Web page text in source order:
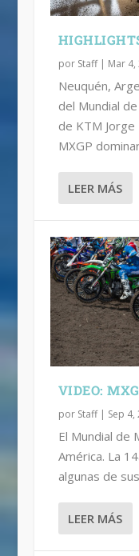
por Staff| Mar 4,
Neuquén,
del Mundial
de KTM
MXGP
LEER MÁS
VIDEO:
por Staff| Sep 4,
El Mundial de
América. La
algunas de
LEER MÁS